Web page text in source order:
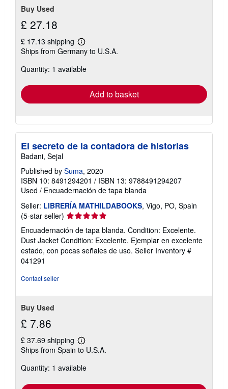
Buy Used
£ 27.18
£ 17.13 shipping
Learn
more
shipping
Ships from Germany to U.S.A.
Quantity: 1 available
Add to basket
El secreto de la contadora de historias
Badani, Sejal
Published by Suma, 2020
ISBN 10: 8491294201 / ISBN 13: 9788491294207
Used / Encuadernación de tapa blanda
Seller: LIBRERÍA MATHILDABOOKS, Vigo, PO, Spain
(5-star seller) Seller
rating
5
out
of
Encuadernación de tapa blanda. Condition: Excelente.
Dust Jacket Condition: Excelente. Ejemplar en excelente
estado, con pocas señales de uso. Seller Inventory #
041291
Contact seller
Buy Used
£ 7.86
£ 37.69 shipping
Learn
more
shipping
Ships from Spain to U.S.A.
Quantity: 1 available